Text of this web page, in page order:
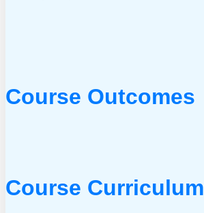
Course Outcomes
Course Curriculum